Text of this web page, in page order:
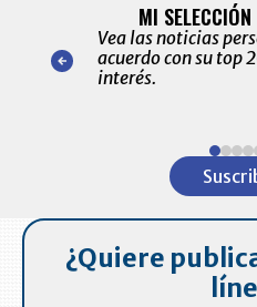
nuestro
para
MI
Vea las noticias
acuerdo con su top
interés.
¿Quiere